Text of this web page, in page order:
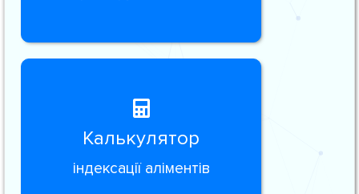
Калькулятор
індексації аліментів